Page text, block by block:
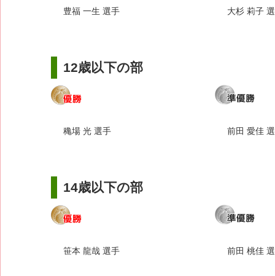
豊福 一生 選手 大杉 莉子
12歳以下の部
穐場 光 選手 前田 愛佳
14歳以下の部
笹本 龍哉 選手 前田 桃佳